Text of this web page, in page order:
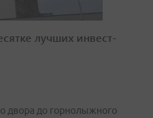
лучших инвест-
двора до горнолыжного